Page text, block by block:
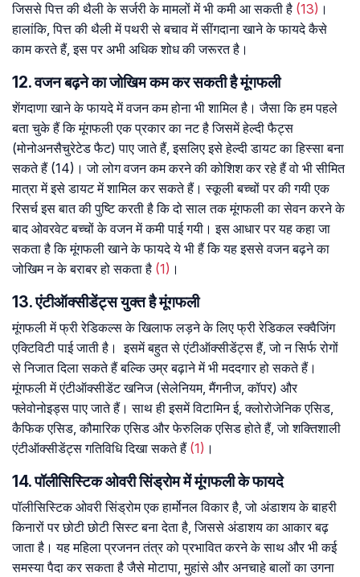
जिससे पित्त की थैली के सर्जरी के मामलों में भी कमी आ सकती है (13) ।
हालांकि, पित्त की थैली में पथरी से बचाव में सींगदाना खाने के फायदे कैसे
काम करते हैं, इस पर अभी अधिक शोध की जरूरत है।
12. वजन बढ़ने का जोखिम कम कर सकती है मूंगफली
शेंगदाणा खाने के फायदे में वजन कम होना भी शामिल है। जैसा कि हम पहले
बता चुके हैं कि मूंगफली एक प्रकार का नट है जिसमें हेल्दी फैट्स
(मोनोअनसैचुरेटेड फैट) पाए जाते हैं, इसलिए इसे हेल्दी डायट का हिस्सा बना
सकते हैं (14)। जो लोग वजन कम करने की कोशिश कर रहे हैं वो भी सीमित
मात्रा में इसे डायट में शामिल कर सकते हैं। स्कूली बच्चों पर की गयी एक
रिसर्च इस बात की पुष्टि करती है कि दो साल तक मूंगफली का सेवन करने के
बाद ओवरवेट बच्चों के वजन में कमी पाई गयी। इस आधार पर यह कहा जा
सकता है कि मूंगफली खाने के फायदे ये भी हैं कि यह इससे वजन बढ़ने का
जोखिम न के बराबर हो सकता है (1) ।
13. एंटीऑक्सीडेंट्स युक्त है मूंगफली
मूंगफली में फ्री रेडिकल्स के खिलाफ लड़ने के लिए फ्री रेडिकल स्क्वैजिंग
एक्टिविटी पाई जाती है। इसमें बहुत से एंटीऑक्सीडेंट्स हैं, जो न सिर्फ रोगों
से निजात दिला सकते हैं बल्कि उम्र बढ़ाने में भी मददगार हो सकते हैं।
मूंगफली में एंटीऑक्सीडेंट खनिज (सेलेनियम, मैंगनीज, कॉपर) और
फ्लेवोनोइड्स पाए जाते हैं। साथ ही इसमें विटामिन ई, क्लोरोजेनिक एसिड,
कैफिक एसिड, कौमारिक एसिड और फेरुलिक एसिड होते हैं, जो शक्तिशाली
एंटीऑक्सीडेंट्स गतिविधि दिखा सकते हैं (1) ।
14. पॉलीसिस्टिक ओवरी सिंड्रोम में मूंगफली के फायदे
पॉलीसिस्टिक ओवरी सिंड्रोम एक हार्मोनल विकार है, जो अंडाशय के बाहरी
किनारों पर छोटी छोटी सिस्ट बना देता है, जिससे अंडाशय का आकार बढ़
जाता है। यह महिला प्रजनन तंत्र को प्रभावित करने के साथ और भी कई
समस्या पैदा कर सकता है जैसे मोटापा, मुहांसे और अनचाहे बालों का उगना